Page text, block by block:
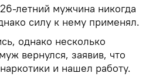
летний мужчина никогда
силу к нему применял.
однако несколько
вернулся, заявив, что
и нашел работу.